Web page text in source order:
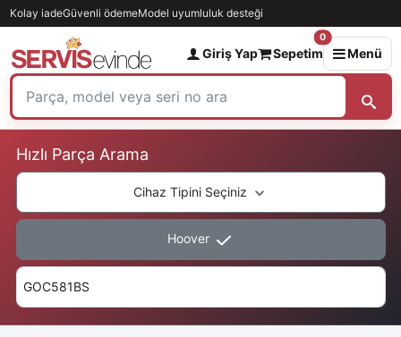
Kolay iadeGüvenli ödemeModel uyumluluk desteği
Giriş Yap Sepetim
0
Menü
Hızlı Parça Arama
Cihaz Tipini Seçiniz
Hoover